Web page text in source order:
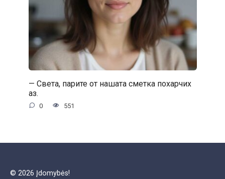
— Света, парите от нашата сметка похарчих
аз.
0 551
© 2026 Įdomybės!